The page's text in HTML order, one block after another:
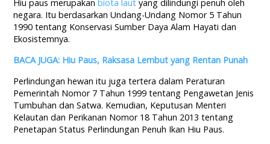
Hiu paus merupakanbiota laut yang dilindungi penuh oleh
negara. Itu berdasarkan Undang-Undang Nomor 5 Tahun
1990 tentang Konservasi Sumber Daya Alam Hayati dan
Ekosistemnya.
BACA JUGA: Hiu Paus, Raksasa Lembut yang Rentan Punah
Perlindungan hewan itu juga tertera dalam Peraturan
Pemerintah Nomor 7 Tahun 1999 tentang Pengawetan Jenis
Tumbuhan dan Satwa. Kemudian, Keputusan Menteri
Kelautan dan Perikanan Nomor 18 Tahun 2013 tentang
Penetapan Status Perlindungan Penuh Ikan Hiu Paus.